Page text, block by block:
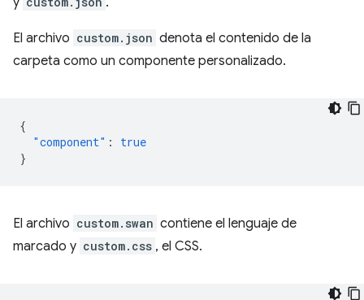
El archivo custom.json denota el contenido de la
carpeta como un componente personalizado.
{
"component" :
true
}
El archivo custom.swan contiene el lenguaje de
marcado y custom.css , el CSS.